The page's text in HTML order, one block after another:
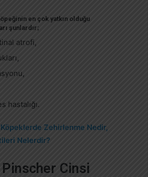
en çok yatkın olduğu
şunlardır;
atrofi,
hastalığı.
Köpeklerde Zehirlenme Nedir,
Nelerdir?
Cinsi